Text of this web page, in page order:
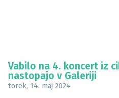
Vabilo na 4. koncert iz
nastopajo v Galeriji
torek, 14. maj 2024